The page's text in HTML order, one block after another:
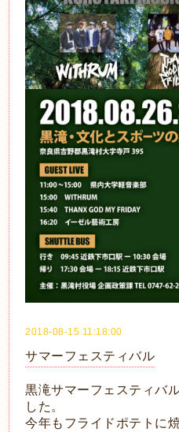
2018-08-15 11:18:00
サマーフェスティバル
黒滝サマーフェスティバ
した。
今年もフライドポテトに